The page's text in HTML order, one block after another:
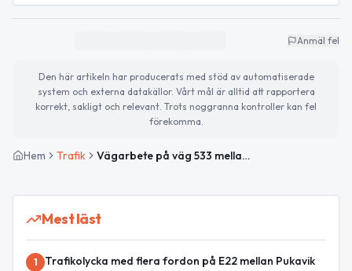
Anmäl fel
Den här artikeln har producerats med stöd av automatiserade
system och externa datakällor. Vårt mål är alltid att rapportera
korrekt, sakligt och relevant. Trots noggranna kontroller kan fel
förekomma.
Hem Trafik Vägarbete på väg 533 mellan Bjäraryd och Sandbäck S
Mest läst
1
Trafikolycka med flera fordon på E22 mellan Pukavik